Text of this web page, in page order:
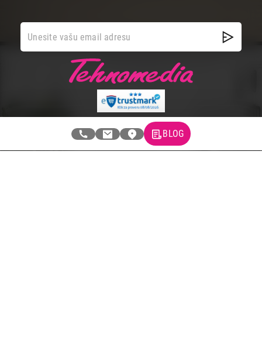
Tehnomedia
BLOG